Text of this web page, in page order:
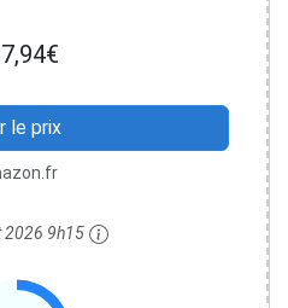
le prix
2026 9h15